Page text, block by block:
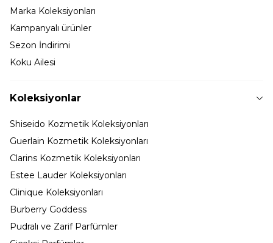
Marka Koleksiyonları
Kampanyalı ürünler
Sezon İndirimi
Koku Ailesi
Koleksiyonlar
Shiseido Kozmetik Koleksiyonları
Guerlain Kozmetik Koleksiyonları
Clarins Kozmetik Koleksiyonları
Estee Lauder Koleksiyonları
Clinique Koleksiyonları
Burberry Goddess
Pudralı ve Zarif Parfümler